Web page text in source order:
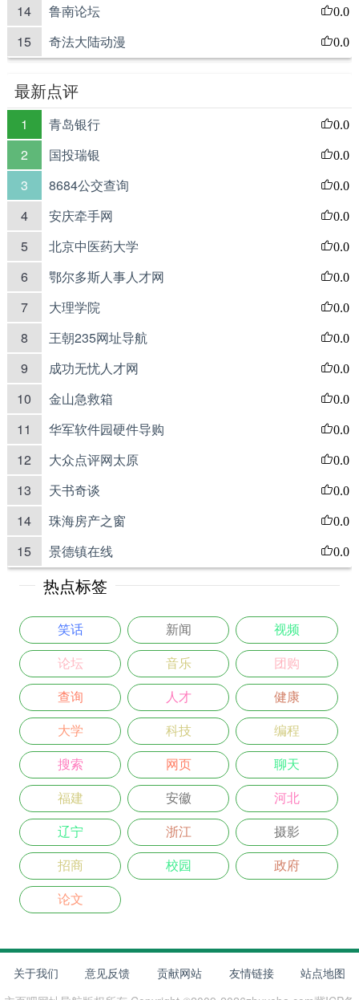
14 鲁南论坛 0.0
15 奇法大陆动漫 0.0
最新点评
1 青岛银行 0.0
2 国投瑞银 0.0
3 8684公交查询 0.0
4 安庆牵手网 0.0
5 北京中医药大学 0.0
6 鄂尔多斯人事人才网 0.0
7 大理学院 0.0
8 王朝235网址导航 0.0
9 成功无忧人才网 0.0
10 金山急救箱 0.0
11 华军软件园硬件导购 0.0
12 大众点评网太原 0.0
13 天书奇谈 0.0
14 珠海房产之窗 0.0
15 景德镇在线 0.0
热点标签
笑话 新闻 视频
论坛 音乐 团购
查询 人才 健康
大学 科技 编程
搜索 网页 聊天
福建 安徽 河北
辽宁 浙江 摄影
招商 校园 政府
论文
关于我们 意见反馈 贡献网站 友情链接
站点地图